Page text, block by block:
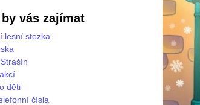
vás zajímat
lesní stezka
děti
čísla